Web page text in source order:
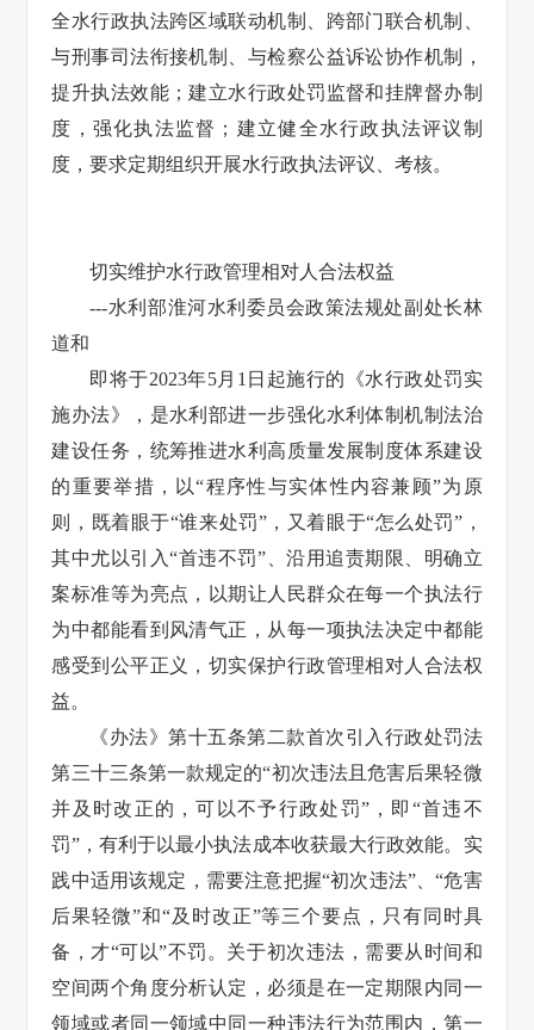
全水行政执法跨区域联动机制、跨部门联合机制、
与刑事司法衔接机制、与检察公益诉讼协作机制，
提升执法效能；建立水行政处罚监督和挂牌督办制
度，强化执法监督；建立健全水行政执法评议制
度，要求定期组织开展水行政执法评议、考核。
切实维护水行政管理相对人合法权益
---水利部淮河水利委员会政策法规处副处长林
道和
即将于2023年5月1日起施行的《水行政处罚实
施办法》，是水利部进一步强化水利体制机制法治
建设任务，统筹推进水利高质量发展制度体系建设
的重要举措，以“程序性与实体性内容兼顾”为原
则，既着眼于“谁来处罚”，又着眼于“怎么处罚”，
其中尤以引入“首违不罚”、沿用追责期限、明确立
案标准等为亮点，以期让人民群众在每一个执法行
为中都能看到风清气正，从每一项执法决定中都能
感受到公平正义，切实保护行政管理相对人合法权
益。
《办法》第十五条第二款首次引入行政处罚法
第三十三条第一款规定的“初次违法且危害后果轻微
并及时改正的，可以不予行政处罚”，即“首违不
罚”，有利于以最小执法成本收获最大行政效能。实
践中适用该规定，需要注意把握“初次违法”、“危害
后果轻微”和“及时改正”等三个要点，只有同时具
备，才“可以”不罚。关于初次违法，需要从时间和
空间两个角度分析认定，必须是在一定期限内同一
领域或者同一领域中同一种违法行为范围内，第一